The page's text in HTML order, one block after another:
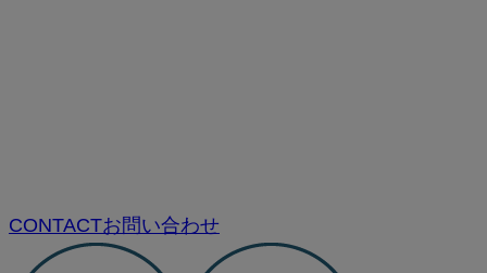
CONTACTお問い合わせ